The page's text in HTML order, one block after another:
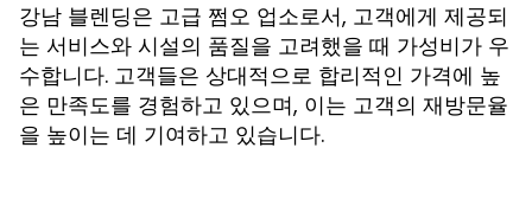
강남 블렌딩은 고급 쩜오 업소로서, 고객에게 제공되
는 서비스와 시설의 품질을 고려했을 때 가성비가 우
수합니다. 고객들은 상대적으로 합리적인 가격에 높
은 만족도를 경험하고 있으며, 이는 고객의 재방문율
을 높이는 데 기여하고 있습니다.